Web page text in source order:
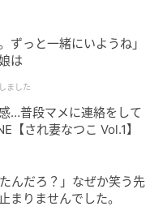
最後の一粒まで無駄
。また、ご飯がくっ
め、ストレスなく作
作りなので、使用後
ので乾燥・保管もバ
っと一緒にいようね」
は
ました
…普段マメに連絡をして
【され妻なつこ Vol.1】
んだろ？」なぜか笑う先
まりませんでした。